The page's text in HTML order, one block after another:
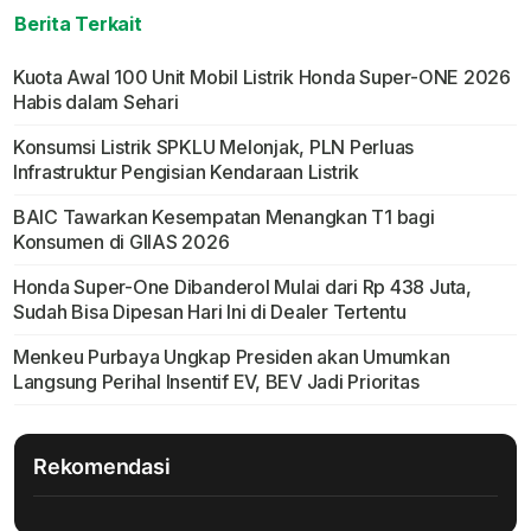
Berita Terkait
Kuota Awal 100 Unit Mobil Listrik Honda Super-ONE 2026
Habis dalam Sehari
Konsumsi Listrik SPKLU Melonjak, PLN Perluas
Infrastruktur Pengisian Kendaraan Listrik
BAIC Tawarkan Kesempatan Menangkan T1 bagi
Konsumen di GIIAS 2026
Honda Super-One Dibanderol Mulai dari Rp 438 Juta,
Sudah Bisa Dipesan Hari Ini di Dealer Tertentu
Menkeu Purbaya Ungkap Presiden akan Umumkan
Langsung Perihal Insentif EV, BEV Jadi Prioritas
Rekomendasi